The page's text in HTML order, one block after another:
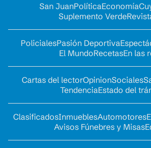
San JuanPolíticaEconomía
Suplemento Verde
PolicialesPasión Deportiva
El MundoRecetasEn las
Cartas del lectorOpinionSociales
TendenciaEstado del
ClasificadosInmueblesAutomotores
Avisos Fúnebres y Misas